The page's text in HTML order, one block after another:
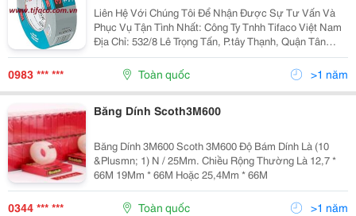
Liên Hệ Với Chúng Tôi Để Nhận Được Sự Tư Vấn Và
Phục Vụ Tận Tình Nhất: Công Ty Tnhh Tifaco Việt Nam
Địa Chỉ: 532/8 Lê Trọng Tấn, P.tây Thạnh, Quận Tân
Phú,Tp.hồ Chí Minh Email: Info@Tifaco.com Website:
Www.tifaco.com.vn Hotline: 0983.
0983 *** *** Toàn quốc >1 năm
Băng Dính Scoth3M600
Băng Dính 3M600 Scoth 3M600 Độ Bám Dính Là (10
&Plusmn; 1) N / 25Mm. Chiều Rộng Thường Là 12,7 *
66M 19Mm * 66M Hoặc 25,4Mm * 66M
0344 *** *** Toàn quốc >1 năm